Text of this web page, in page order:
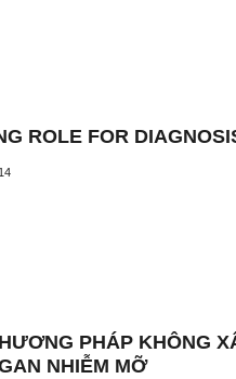
ROLE FOR
PHÁP KHÔNG
NHIỄM MỠ